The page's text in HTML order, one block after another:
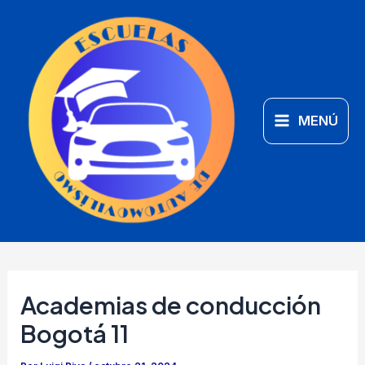
contenido
MENÚ
Academias de conducción
Bogotá 11